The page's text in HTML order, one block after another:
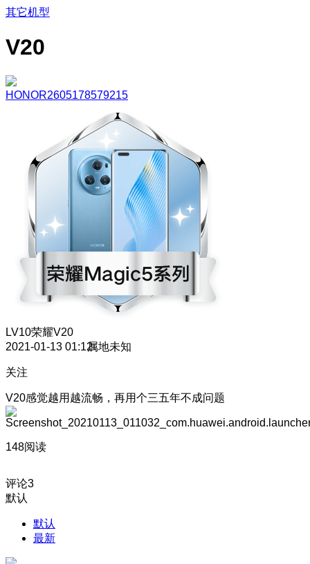
其它机型
V20
HONOR2605178579215
LV10荣耀V20
2021-01-13 01:12属地未知
关注
V20感觉越用越流畅，再用个三五年不成问题
148阅读
评论3
默认
默认
最新